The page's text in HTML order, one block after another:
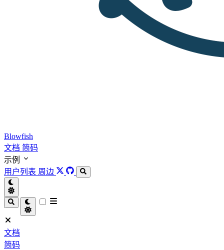
Blowfish
文档 简码
示例
用户列表 周边
文档
简码